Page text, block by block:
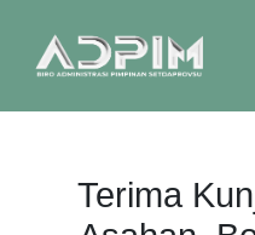
Terima